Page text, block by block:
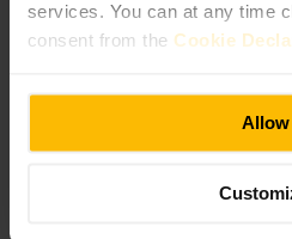
services. You can at any time
consent from the Cookie
Allow